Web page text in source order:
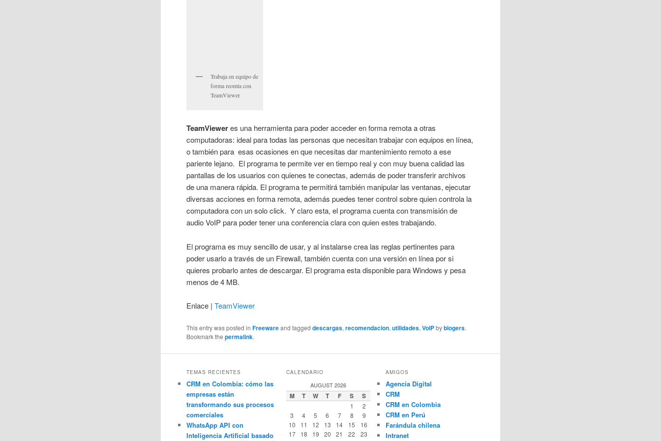
Trabaja en equipo de
forma reomta con
TeamViewer
TeamVieweres una herramienta para poder acceder en forma remota a otras
computadoras: ideal para todas las personas que necesitan trabajar con equipos en línea,
o también para esas ocasiones en que necesitas dar mantenimiento remoto a ese
pariente lejano. El programa te permite ver en tiempo real y con muy buena calidad las
pantallas de los usuarios con quienes te conectas, además de poder transferir archivos
de una manera rápida. El programa te permitirá también manipular las ventanas, ejecutar
diversas acciones en forma remota, además puedes tener control sobre quien controla la
computadora con un solo click. Y claro esta, el programa cuenta con transmisión de
audio VoIP para poder tener una conferencia clara con quien estes trabajando.
El programa es muy sencillo de usar, y al instalarse crea las reglas pertinentes para
poder usarlo a través de un Firewall, también cuenta con una versión en línea por si
quieres probarlo antes de descargar. El programa esta disponible para Windows y pesa
menos de 4 MB.
Enlace |TeamViewer
This entry was posted inFreewareand taggeddescargas,recomendacion,utilidades,VoIPbyblogers.
Bookmark thepermalink.
TEMAS RECIENTES
CRM en Colombia: cómo las
empresas están
transformando sus procesos
comerciales
WhatsApp API con
Inteligencia Artificial basado
CALENDARIO
AUGUST 2026
M T W T F S S
1
2
3
4 5 6 7 8
9
10
11 12 13 14 15
16
17
18 19 20 21 22
23
AMIGOS
Agencia Digital
CRM
CRM en Colombia
CRM en Perú
Farándula chilena
Intranet